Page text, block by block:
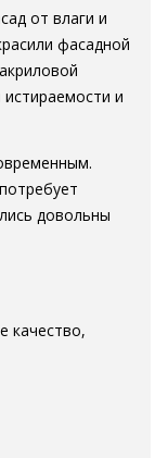
от влаги и
фасадной
и
довольны
качество,